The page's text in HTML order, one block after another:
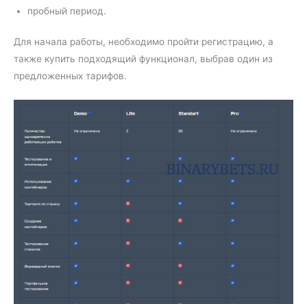
пробный период.
Для начала работы, необходимо пройти регистрацию, а
также купить подходящий функционал, выбрав один из
предложенных тарифов.